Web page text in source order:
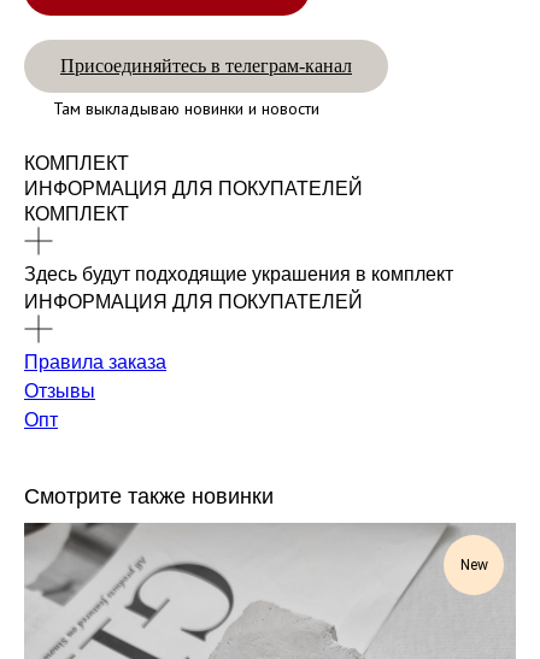
Присоединяйтесь в телеграм-канал
Там выкладываю новинки и новости
КОМПЛЕКТ
ИНФОРМАЦИЯ ДЛЯ ПОКУПАТЕЛЕЙ
КОМПЛЕКТ
Здесь будут подходящие украшения в комплект
ИНФОРМАЦИЯ ДЛЯ ПОКУПАТЕЛЕЙ
Правила заказа
Отзывы
Опт
Смотрите также новинки
New